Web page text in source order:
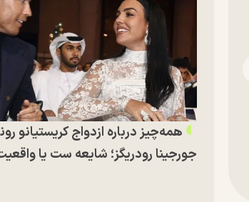
همه‌چیز درباره ازدواج کریستیانو
جورجینا رودریگز؛ شایعه ست یا